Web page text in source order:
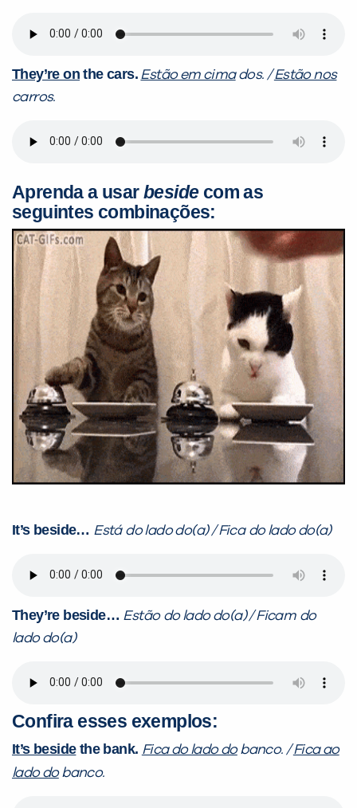
They’re on the cars. Estão em cimados. /Estão nos
carros.
Aprenda a usarbeside com as
seguintes combinações:
It’s beside… Está do lado do(a) / Fica do lado do(a)
They’re beside… Estão do lado do(a) / Ficam do
lado do(a)
Confira esses exemplos:
It’s besidethe bank. Fica do lado dobanco. /Fica ao
lado dobanco.